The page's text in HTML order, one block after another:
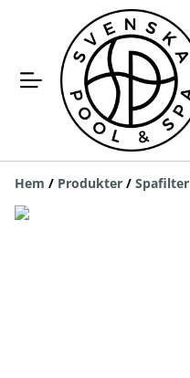
Hem / Produkter / Spafilter